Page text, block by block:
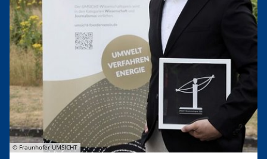
© Fraunhofer UMSICHT